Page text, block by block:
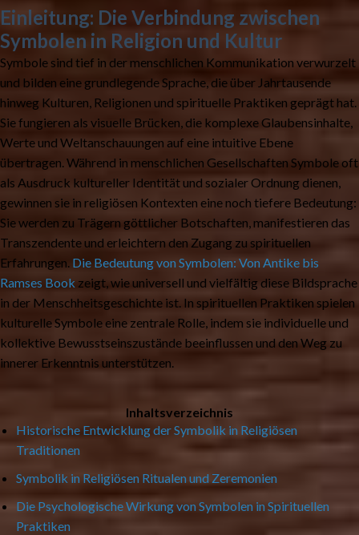
Einleitung: Die Verbindung zwischen
Symbolen in Religion und Kultur
Symbole sind tief in der menschlichen Kommunikation verwurzelt
und bilden eine grundlegende Sprache, die über Jahrtausende
hinweg Kulturen, Religionen und spirituelle Praktiken geprägt hat.
Sie fungieren als visuelle Brücken, die komplexe Glaubensinhalte,
Werte und Weltanschauungen auf eine intuitive Ebene
übertragen. Während in menschlichen Gesellschaften Symbole oft
als Ausdruck kultureller Identität und sozialer Ordnung dienen,
gewinnen sie in religiösen Kontexten eine noch tiefere Bedeutung:
Sie werden zu Trägern göttlicher Botschaften, manifestieren das
Transzendente und erleichtern den Zugang zu spirituellen
Erfahrungen. Die Bedeutung von Symbolen: Von Antike bis
Ramses Book zeigt, wie universell und vielfältig diese Bildsprache
in der Menschheitsgeschichte ist. In spirituellen Praktiken spielen
kulturelle Symbole eine zentrale Rolle, indem sie individuelle und
kollektive Bewusstseinszustände beeinflussen und den Weg zu
innerer Erkenntnis unterstützen.
Inhaltsverzeichnis
Historische Entwicklung der Symbolik in Religiösen
Traditionen
Symbolik in Religiösen Ritualen und Zeremonien
Die Psychologische Wirkung von Symbolen in Spirituellen
Praktiken